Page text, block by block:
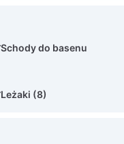
Schody do basenu
Leżaki (8)